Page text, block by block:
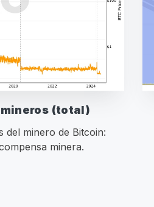
(total)
del minero de Bitcoin:
minera.